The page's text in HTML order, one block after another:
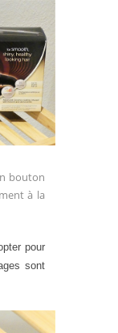
bouton
à la
pour
sont